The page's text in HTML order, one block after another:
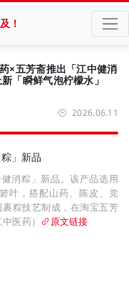
！
×五芳斋推出「江中健消
「瞬鲜气泡柠檬水」
2026.06.11
」新品
消粽」新品。该产品选用
叶，搭配山药、陈皮、党
粽技艺制成，在淘宝五芳
医药）
原文链接